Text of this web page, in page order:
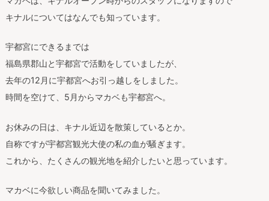
キナルについてはなんでも知っています。
宇都宮にできるまでは
福島県郡山と宇都宮で活動をしていましたが、
去年の12月に宇都宮へお引っ越しをしました。
時間を空けて、5月からマカベも宇都宮へ。
お休みの日は、キナル近辺を散策しているとか。
自称ですが宇都宮観光大使の私の血が騒ぎます。
これから、たくさんの観光地を紹介したいと思っています。
マカベに今欲しい商品を聞いてみました。